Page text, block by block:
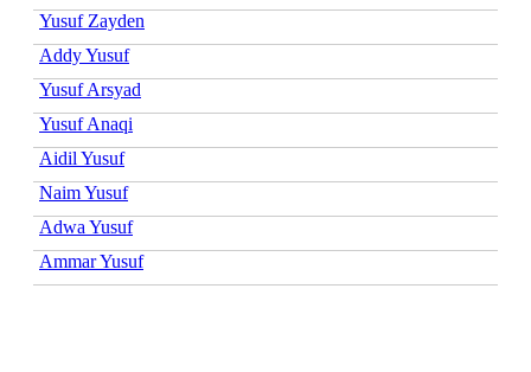
Yusuf Zayden
Addy Yusuf
Yusuf Arsyad
Yusuf Anaqi
Aidil Yusuf
Naim Yusuf
Adwa Yusuf
Ammar Yusuf